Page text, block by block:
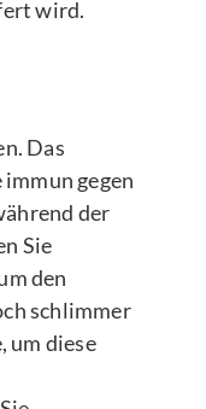
wird.
Das
gegen
der
Sie
den
schlimmer
um diese